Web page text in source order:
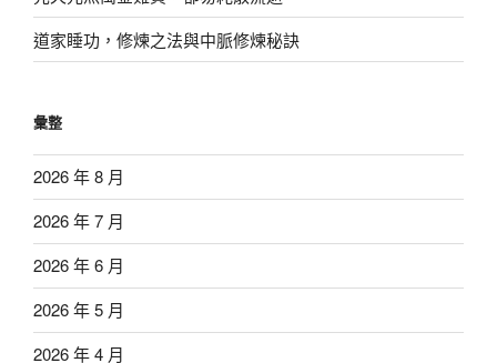
道家睡功，修煉之法與中脈修煉秘訣
彙整
2026 年 8 月
2026 年 7 月
2026 年 6 月
2026 年 5 月
2026 年 4 月